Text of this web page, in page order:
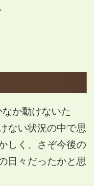
か動けないた
ない状況の中で思
しく、さぞ今後の
日々だったかと思